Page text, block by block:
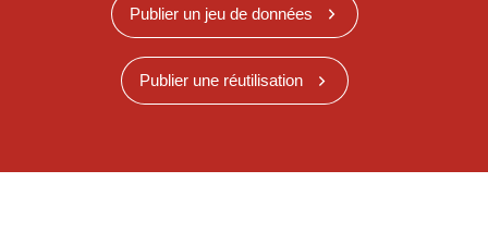
Publier un jeu de données
Publier une réutilisation